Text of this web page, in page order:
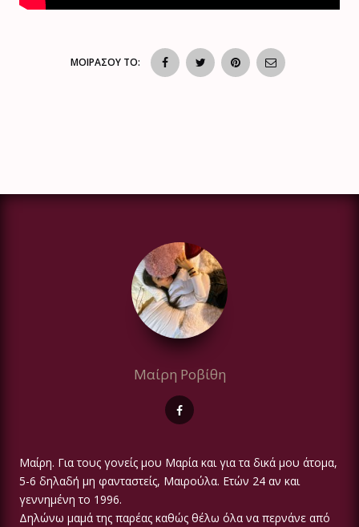
ΜΟΙΡΑΣΟΥ ΤΟ:
Μαίρη Ροβίθη
Μαίρη. Για τους γονείς μου Μαρία και για τα δικά μου άτομα,
5-6 δηλαδή μη φανταστείς, Μαιρούλα. Ετών 24 αν και
γεννημένη το 1996.
Δηλώνω μαμά της παρέας καθώς θέλω όλα να περνάνε από